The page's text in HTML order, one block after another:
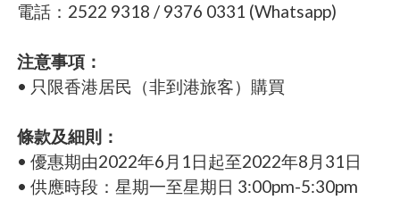
電話：2522 9318 / 9376 0331 (Whatsapp)
注意事項：
• 只限香港居民（非到港旅客）購買
條款及細則：
• 優惠期由2022年6月1日起至2022年8月31日
• 供應時段：星期一至星期日 3:00pm-5:30pm